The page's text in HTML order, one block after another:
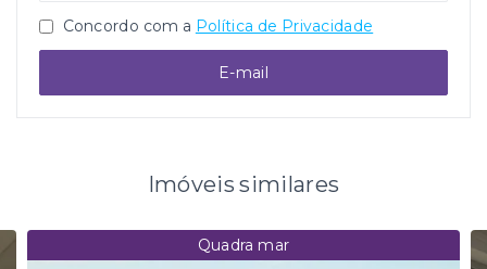
Concordo com a Política de Privacidade
E-mail
Imóveis similares
Quadra mar